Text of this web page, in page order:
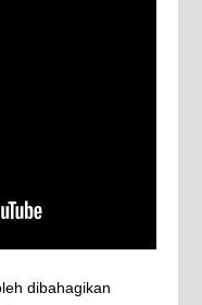
dibahagikan